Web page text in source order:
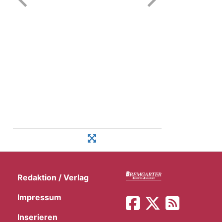
Redaktion / Verlag
Impressum
Inserieren